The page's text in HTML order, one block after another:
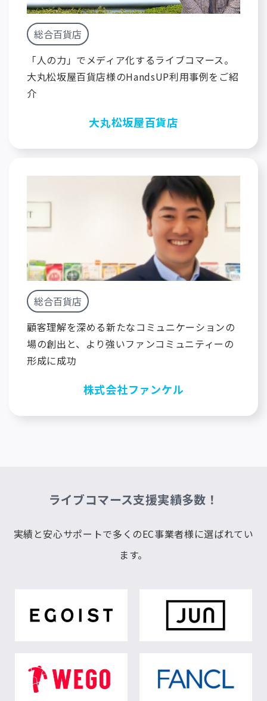
総合百貨店
「人の力」でメディア化するライブコマース。
大丸松坂屋百貨店様のHandsUP利用事例をご紹
介
大丸松坂屋百貨店
総合百貨店
顧客理解を深める新たなコミュニケーションの
場の創出と、より強いファンコミュニティーの
形成に成功
株式会社ファンケル
ライブコマース支援実績多数！
実績と安心サポートで多くのEC事業者様に選ばれてい
ます。